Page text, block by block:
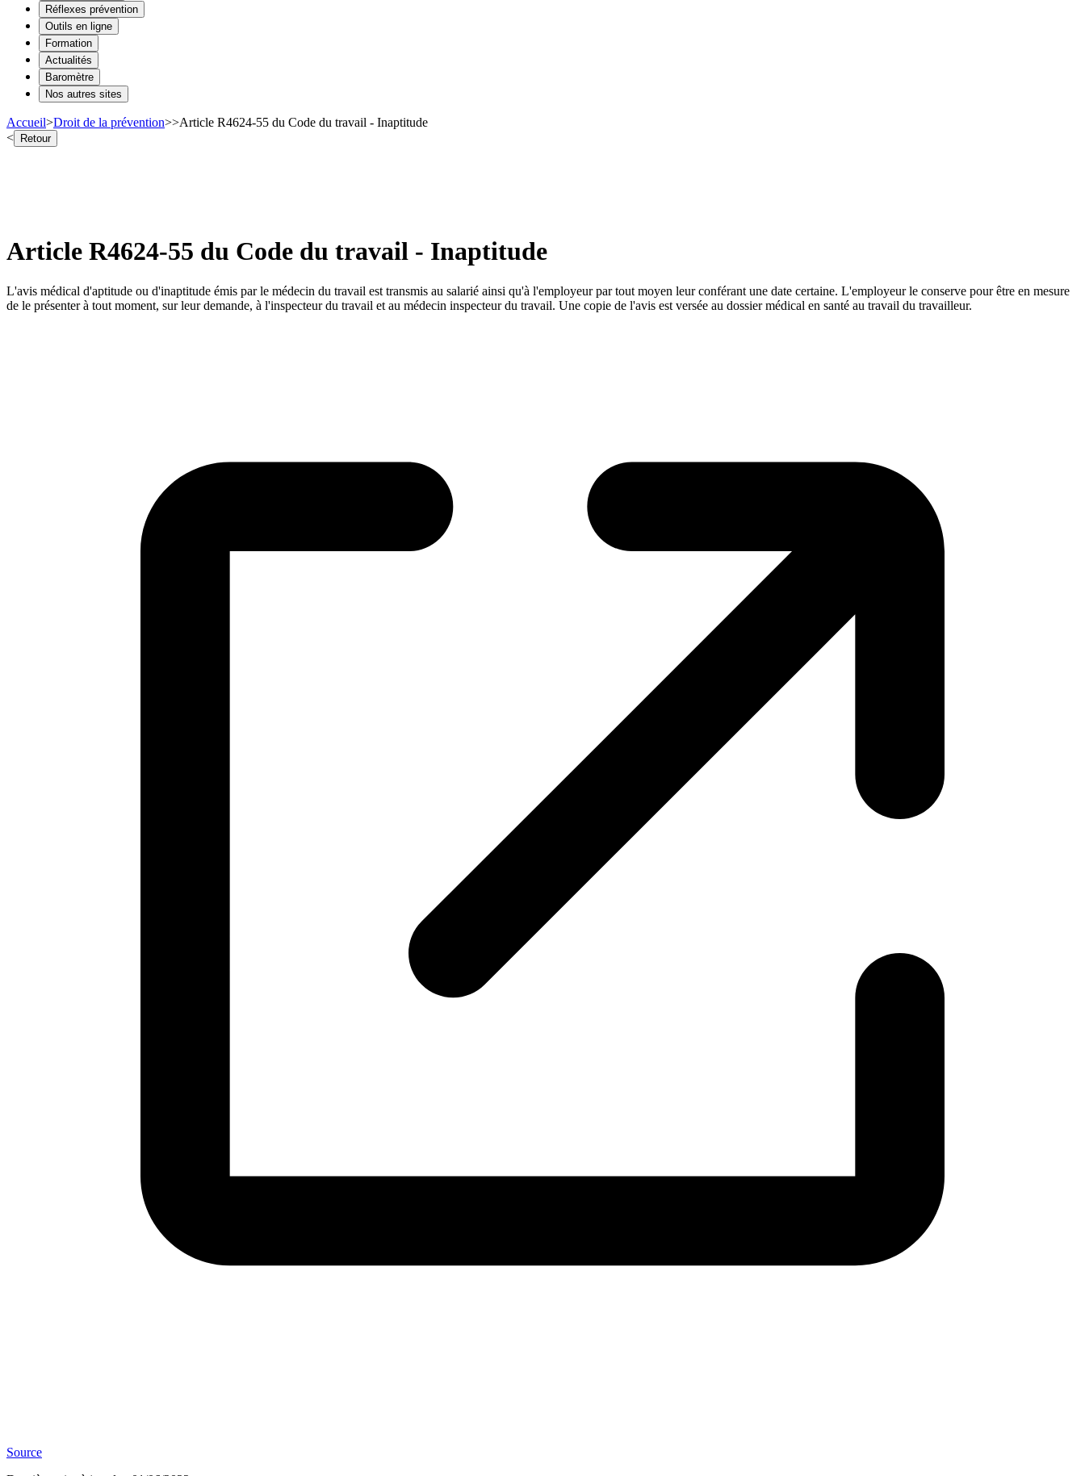
Réflexes prévention
Outils en ligne
Formation
Actualités
Baromètre
Nos autres sites
Accueil>Droit de la prévention>>Article R4624-55 du Code du travail - Inaptitude
< Retour
Article R4624-55 du Code du travail - Inaptitude
L'avis médical d'aptitude ou d'inaptitude émis par le médecin du travail est transmis au salarié ainsi qu'à l'employeur par tout moyen leur conférant une date certaine. L'employeur le conserve pour être en mesure
de le présenter à tout moment, sur leur demande, à l'inspecteur du travail et au médecin inspecteur du travail. Une copie de l'avis est versée au dossier médical en santé au travail du travailleur.
Source